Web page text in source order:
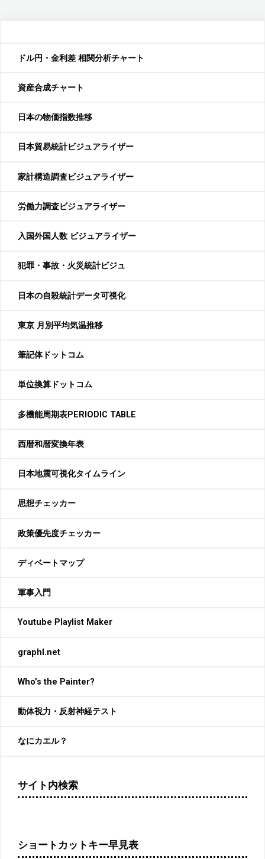
ドル円・金利差 相関分析チャート
資産合成チャート
日本の物価指数推移
日本貿易統計ビジュアライザー
家計構造調査ビジュアライザー
労働力調査ビジュアライザー
入国外国人数 ビジュアライザー
犯罪・事故・火災統計ビジュ
日本の自殺統計データ可視化
東京 月別平均気温推移
筆記体ドットコム
単位換算ドットコム
多機能周期表PERIODIC TABLE
西暦和暦変換年表
日本地震可視化タイムライン
思想チェッカー
政策優先度チェッカー
ディベートマップ
軍事入門
Youtube Playlist Maker
graphl.net
Who’s the Painter?
動体視力・反射神経テスト
なにカエル？
サイト内検索
ショートカットキー早見表